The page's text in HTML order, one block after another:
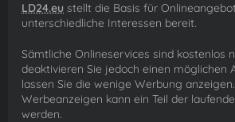
LD24.eu stellt die Basis für
unterschiedliche Interessen bereit.
Sämtliche Onlineservices sind kostenlos
deaktivieren Sie jedoch einen möglichen
lassen Sie die wenige Werbung
Werbeanzeigen kann ein Teil der
werden.